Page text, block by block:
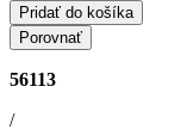
Pridať do košíka
Porovnať
56113
/